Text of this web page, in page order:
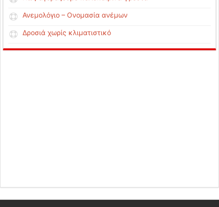
Ανεμολόγιο – Ονομασία ανέμων
Δροσιά χωρίς κλιματιστικό